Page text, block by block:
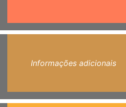
Informações adicionais